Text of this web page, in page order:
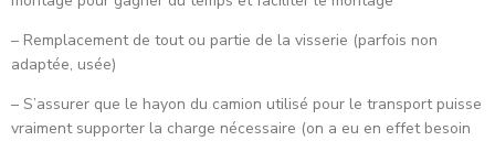
– Remplacement de tout ou partie de la visserie (parfois non
adaptée, usée)
– S’assurer que le hayon du camion utilisé pour le transport puisse
vraiment supporter la charge nécessaire (on a eu en effet besoin